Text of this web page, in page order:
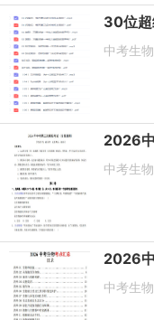
中考生物
中考生物
中考生物